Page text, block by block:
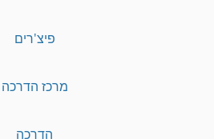
פיצ'רים
מרכז הדרכה
הדרכה